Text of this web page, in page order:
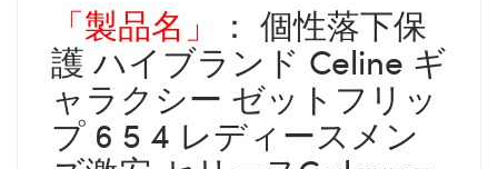
「製品名」 ： 個性落下保
護 ハイブランド Celine ギ
ャラクシー ゼットフリッ
プ 6 5 4 レディースメン